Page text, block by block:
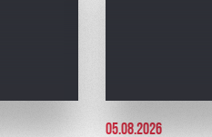
05.08.2026